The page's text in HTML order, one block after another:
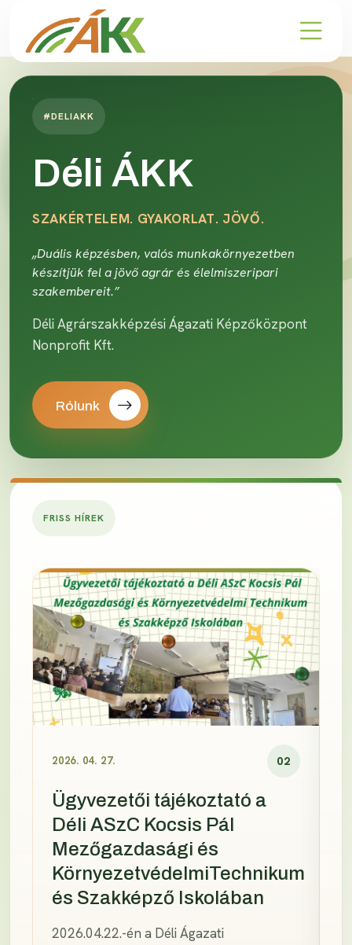
#DELIAKK
Déli ÁKK
SZAKÉRTELEM. GYAKORLAT. JÖVŐ.
„Duális képzésben, valós munkakörnyezetben
készítjük fel a jövő agrár és élelmiszeripari
szakembereit.”
Déli Agrárszakképzési Ágazati Képzőközpont
Nonprofit Kft.
Rólunk
FRISS HÍREK
2026. 04. 27. 02
Ügyvezetői tájékoztató a
Déli ASzC Kocsis Pál
Mezőgazdasági és
KörnyezetvédelmiTechnikum
és Szakképző Iskolában
2026.04.22.-én a Déli Ágazati